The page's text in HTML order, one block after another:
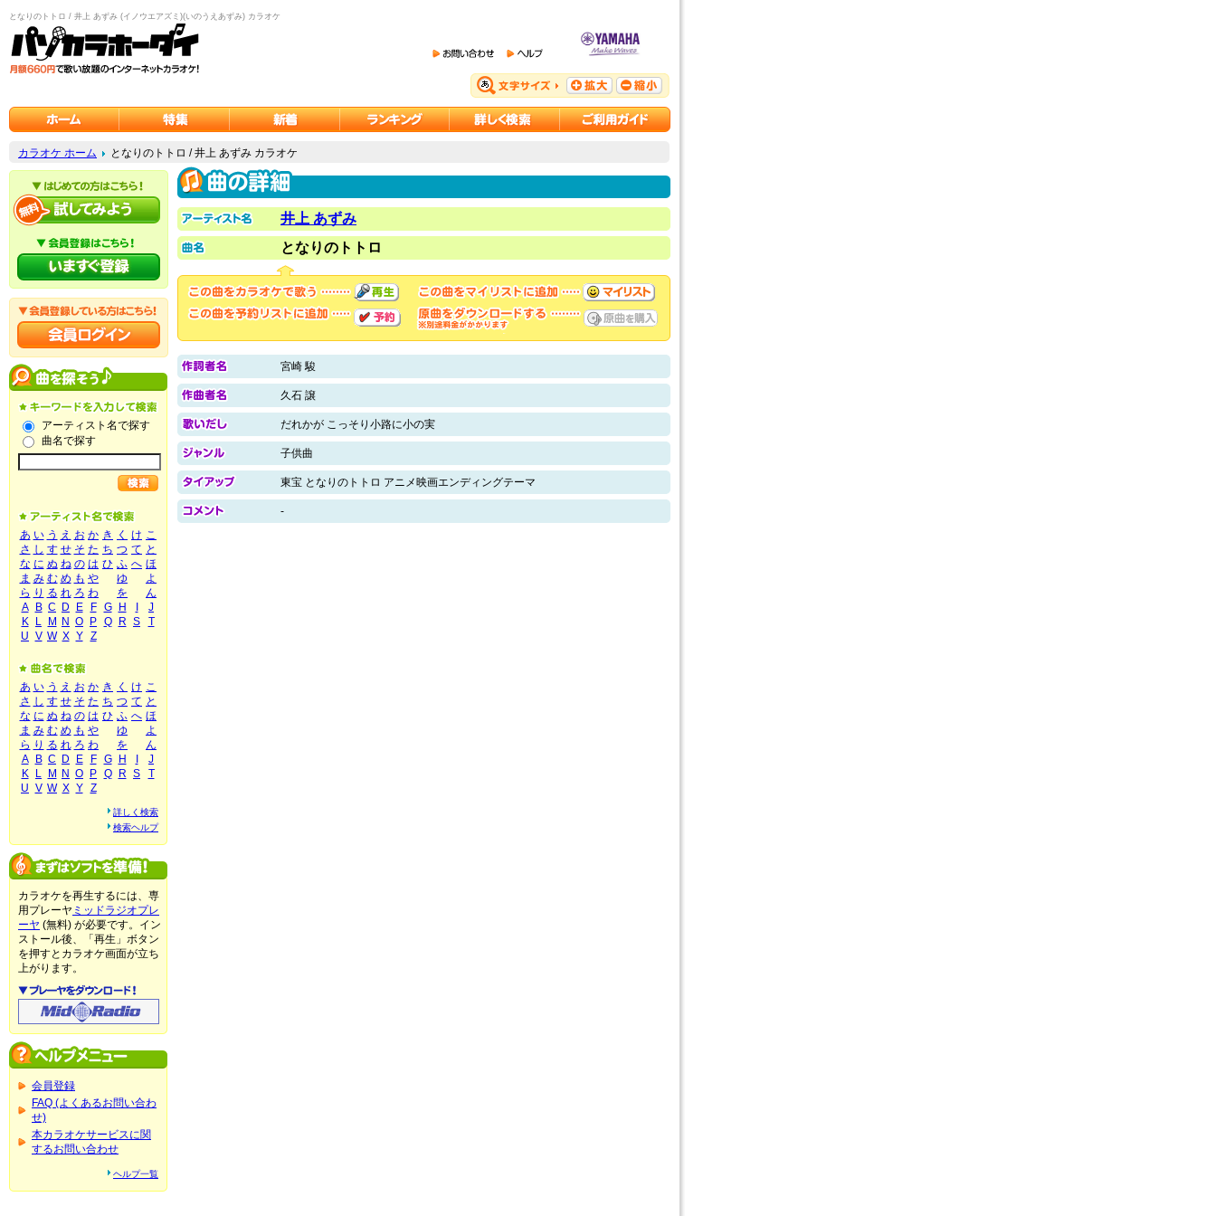
となりのトトロ / 井上 あずみ (イノウエアズミ)(いのうえあずみ) カラオケ
カラオケ ホーム となりのトトロ / 井上 あずみ カラオケ
アーティスト名で探す
曲名で探す
あ い う え お か き く け こ
さ し す せ そ た ち つ て と
な に ぬ ね の は ひ ふ へ ほ
ま み む め も や ゆ
よ
ら り る れ ろ わ を
ん
A
B C D E F G H
J
K
L M N O P Q R S
T
U V W X Y Z
あ い う え お か き く け こ
さ し す せ そ た ち つ て と
な に ぬ ね の は ひ ふ へ ほ
ま み む め も や ゆ
よ
ら り る れ ろ わ を
ん
A
B C D E F G H
J
K
L M N O P Q R S
T
U V W X Y Z
詳しく検索
検索ヘルプ
カラオケを再生するには、専
用プレーヤ ミッドラジオプレ
ーヤ (無料) が必要です。イン
ストール後、「再生」ボタン
を押すとカラオケ画面が立ち
上がります。
会員登録
FAQ (よくあるお問い合わ
せ)
本カラオケサービスに関
するお問い合わせ
ヘルプ一覧
井上 あずみ
となりのトトロ
宮崎 駿
久石 譲
だれかが こっそり小路に小の実
子供曲
東宝 となりのトトロ アニメ映画エンディングテーマ
-